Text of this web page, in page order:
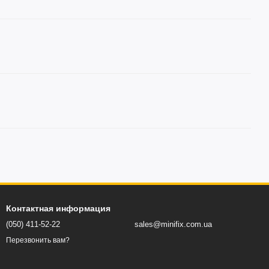
Контактная информация
(050) 411-52-22
Перезвонить вам?
sales@minifix.com.ua